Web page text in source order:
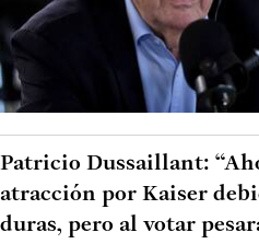
Patricio Dussaillant:
atracción por Kaiser
duras, pero al votar